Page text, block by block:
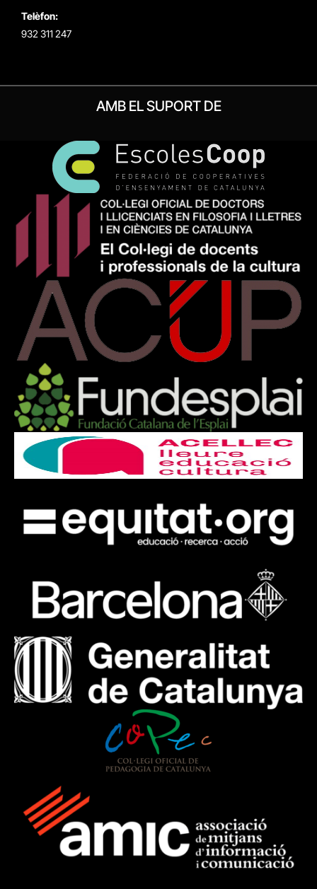
Telèfon:
932 311 247
AMB EL SUPORT DE